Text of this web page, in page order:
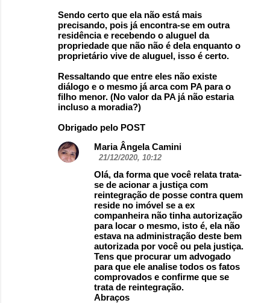
Sendo certo que ela não está mais
precisando, pois já encontra-se em outra
residência e recebendo o aluguel da
propriedade que não não é dela enquanto o
proprietário vive de aluguel, isso é certo.
Ressaltando que entre eles não existe
diálogo e o mesmo já arca com PA para o
filho menor. (No valor da PA já não estaria
incluso a moradia?)
Obrigado pelo POST
Maria Ângela Camini
21/12/2020, 10:12
Olá, da forma que você relata trata-
se de acionar a justiça com
reintegração de posse contra quem
reside no imóvel se a ex
companheira não tinha autorização
para locar o mesmo, isto é, ela não
estava na administração deste bem
autorizada por você ou pela justiça.
Tens que procurar um advogado
para que ele analise todos os fatos
comprovados e confirme que se
trata de reintegração.
Abraços